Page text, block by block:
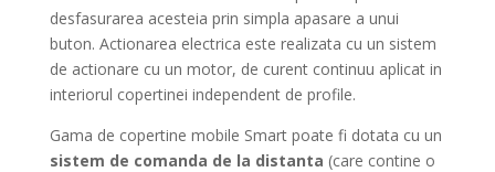
desfasurarea acesteia prin simpla apasare a unui
buton. Actionarea electrica este realizata cu un sistem
de actionare cu un motor, de curent continuu aplicat in
interiorul copertinei independent de profile.
Gama de copertine mobile Smart poate fi dotata cu un
sistem de comanda de la distanta (care contine o